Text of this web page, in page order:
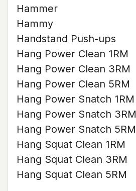
Hammer
Hammy
Handstand Push-ups
Hang Power Clean 1RM
Hang Power Clean 3RM
Hang Power Clean 5RM
Hang Power Snatch 1RM
Hang Power Snatch 3RM
Hang Power Snatch 5RM
Hang Squat Clean 1RM
Hang Squat Clean 3RM
Hang Squat Clean 5RM